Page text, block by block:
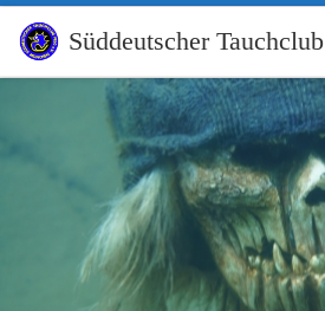
Zum Inhalt springen
Süddeutscher Tauchclub